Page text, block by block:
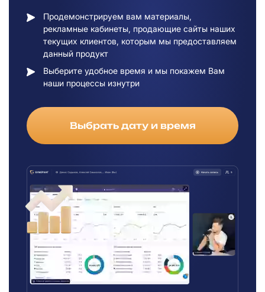
Продемонстрируем вам материалы,
рекламные кабинеты, продающие сайты наших
текущих клиентов, которым мы предоставляем
данный продукт
Выберите удобное время и мы покажем Вам
наши процессы изнутри
Выбрать дату и время